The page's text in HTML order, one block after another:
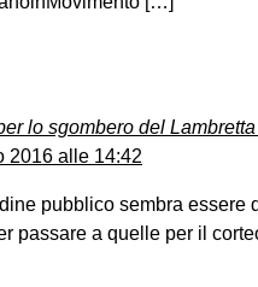
lo sgombero del
2016 alle 14:42
pubblico sembra essere
passare a quelle per il